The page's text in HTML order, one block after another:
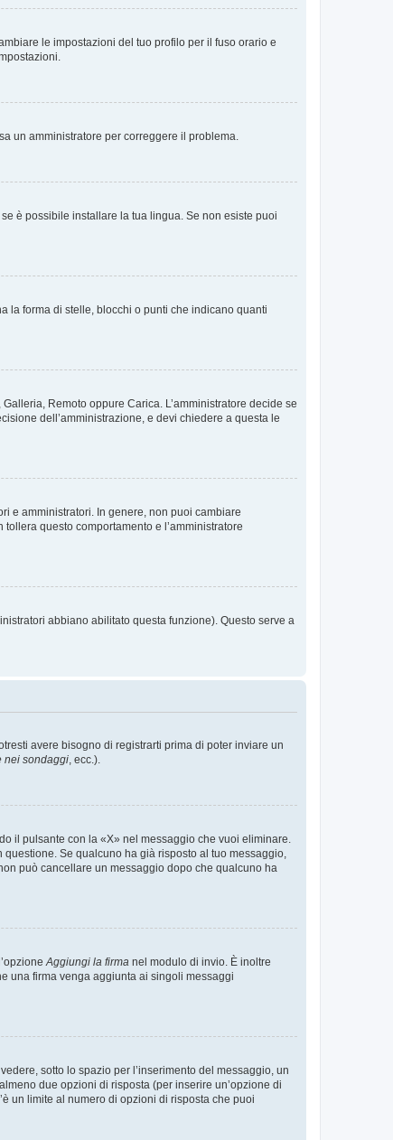
le impostazioni del tuo profilo per il fuso orario e
un amministratore per correggere il problema.
è possibile installare la tua lingua. Se non esiste puoi
la forma di stelle, blocchi o punti che indicano quanti
Remoto oppure Carica. L’amministratore decide se
dell’amministrazione, e devi chiedere a questa le
e amministratori. In genere, non puoi cambiare
questo comportamento e l’amministratore
abbiano abilitato questa funzione). Questo serve a
avere bisogno di registrarti prima di poter inviare un
nei sondaggi , ecc.).
il pulsante con la «X» nel messaggio che vuoi eliminare.
questione. Se qualcuno ha già risposto al tuo messaggio,
può cancellare un messaggio dopo che qualcuno ha
Aggiungi la firma nel modulo di invio. È inoltre
una firma venga aggiunta ai singoli messaggi
sotto lo spazio per l’inserimento del messaggio, un
due opzioni di risposta (per inserire un’opzione di
un limite al numero di opzioni di risposta che puoi